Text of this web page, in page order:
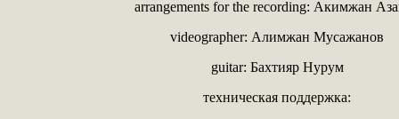
arrangements for the recording: Акимжан
videographer: Алимжан Мусажанов
guitar: Бахтияр Нурум
техническая поддержка: